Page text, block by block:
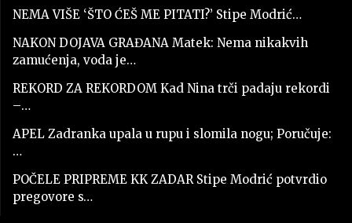
NEMA VIŠE ‘ŠTO ĆEŠ ME PITATI?’ Stipe Modrić…
NAKON DOJAVA GRAĐANA Matek: Nema nikakvih
zamućenja, voda je…
REKORD ZA REKORDOM Kad Nina trči padaju rekordi
–…
APEL Zadranka upala u rupu i slomila nogu; Poručuje:
…
POČELE PRIPREME KK ZADAR Stipe Modrić potvrdio
pregovore s…